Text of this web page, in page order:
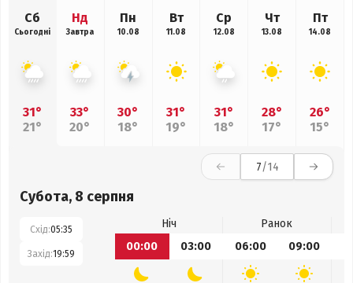
Сб
Сьогодні
31°
21°
Нд
Завтра
33°
20°
Пн
10.08
30°
18°
Вт
11.08
31°
19°
Ср
12.08
31°
18°
Чт
13.08
28°
17°
Пт
14.08
26°
15°
7/14
Субота, 8 серпня
Схід:05:35
Захід:19:59
Ніч
Ранок
00:00
03:00 06:00 09:00